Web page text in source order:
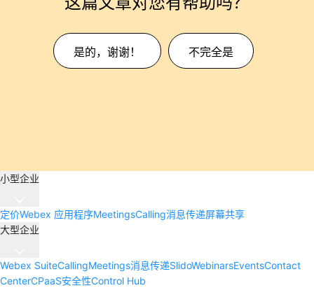
是的，谢谢！ 不完全是
小型企业
定价Webex 应用程序MeetingsCalling消息传递屏幕共享
大型企业
Webex SuiteCallingMeetings消息传递SlidoWebinarsEventsContact
CenterCPaaS安全性Control Hub